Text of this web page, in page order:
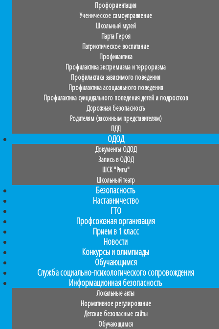
Профориентация
Ученическое самоуправление
Школьный музей
Парта Героя
Патриотическое воспитание
Профилактика
Профилактика экстремизма и терроризма
Профилактика зависимого поведения
Профилактика асоциального поведения
Профилактика суицидального поведения детей и подростков
Дорожная безопасность
Родителям (законным представителям)
ПДД
ОДОД
Документы ОДОД
Запись в ОДОД
ШСК "Ритм"
Школьный театр
Безопасность
Наставничество
ГТО
Профсоюзная организация
Прием в 1 класс
Новости
Конкурсы и олимпиады
Обучающимся
Служба социально-психологического сопровождения
Информационная безопасность
Локальные акты
Нормативное регулирование
Детские безопасные сайты
Обучающимся